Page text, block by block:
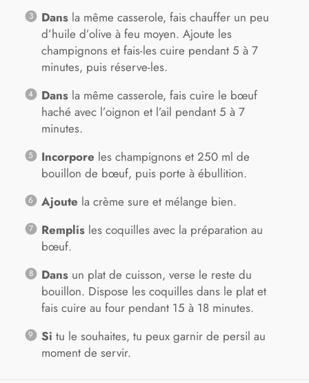
Dansla même casserole, fais chauffer un peu
d’huile d’olive à feu moyen. Ajoute les
champignons et fais-les cuire pendant 5 à 7
minutes, puis réserve-les.
Dansla même casserole, fais cuire le bœuf
haché avec l’oignon et l’ail pendant 5 à 7
minutes.
Incorpore les champignons et 250 ml de
bouillon de bœuf, puis porte à ébullition.
Ajoute la crème sure et mélange bien.
Remplisles coquilles avec la préparation au
bœuf.
Dansun plat de cuisson, verse le reste du
bouillon. Dispose les coquilles dans le plat et
fais cuire au four pendant 15 à 18 minutes.
Si tu le souhaites, tu peux garnir de persil au
moment de servir.